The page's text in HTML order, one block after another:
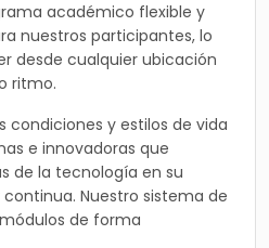
académico flexible y
nuestros participantes, lo
desde cualquier ubicación
ritmo.
condiciones y estilos de vida
e innovadoras que
de la tecnología en su
Nuestro sistema de
de forma